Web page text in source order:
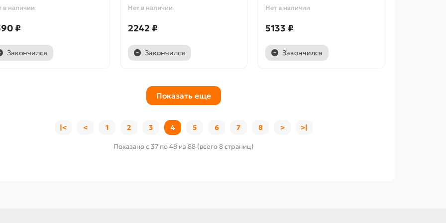
в наличии
₽
Закончился
Нет в наличии
2242 ₽
Закончился
Нет в наличии
5133 ₽
Закончился
Показать еще
|< < 1 2 3 4 5 6 7 8 > >|
Показано с 37 по 48 из 88 (всего 8 страниц)